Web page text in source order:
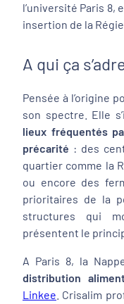
l’université Paris 8,
insertion de la
A qui ça
Pensée à l’origine
son spectre. Elle
lieux fréquentés
précarité : des
quartier comme la
ou encore des
prioritaires de la
structures qui
présentent le
A Paris 8, la
distribution
Linkee . Crisalim